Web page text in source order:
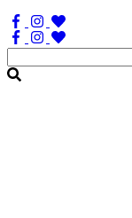
Søg
efter: